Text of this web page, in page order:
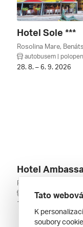
Hotel Sole ***
Rosolina Mare,
autobusem |
28. 8. – 6. 9. 2026
Hotel
autobusem |
11. 9. – 20. 9. 2026
Tato
K
soubory